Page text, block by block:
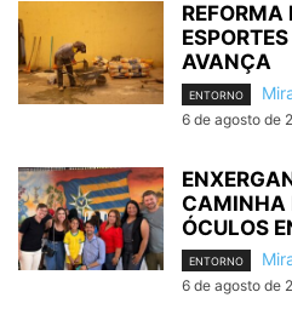
REFORMA
AVANÇA
ENTORNO
6 de agosto de
CAMINHA
ÓCULOS
ENTORNO
6 de agosto de